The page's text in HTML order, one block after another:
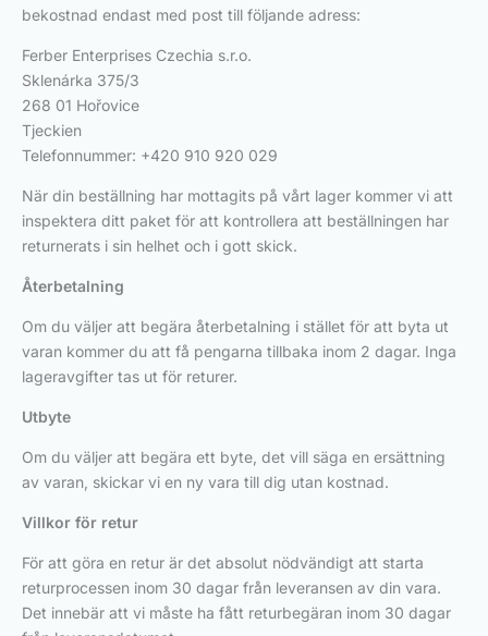
bekostnad endast med post till följande adress:
Ferber Enterprises Czechia s.r.o.
Sklenárka 375/3
268 01 Hořovice
Tjeckien
Telefonnummer: +420 910 920 029
När din beställning har mottagits på vårt lager kommer vi att
inspektera ditt paket för att kontrollera att beställningen har
returnerats i sin helhet och i gott skick.
Återbetalning
Om du väljer att begära återbetalning i stället för att byta ut
varan kommer du att få pengarna tillbaka inom 2 dagar. Inga
lageravgifter tas ut för returer.
Utbyte
Om du väljer att begära ett byte, det vill säga en ersättning
av varan, skickar vi en ny vara till dig utan kostnad.
Villkor för retur
För att göra en retur är det absolut nödvändigt att starta
returprocessen inom 30 dagar från leveransen av din vara.
Det innebär att vi måste ha fått returbegäran inom 30 dagar